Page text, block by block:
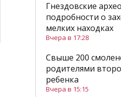
Гнездовские
подробности о
мелких находках
Вчера в 17:28
Свыше 200
родителями
ребенка
Вчера в 15:15